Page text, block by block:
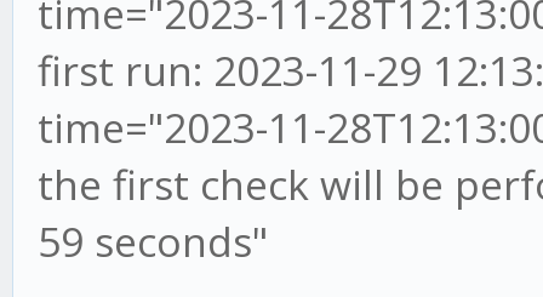
time="2023-11-
first run: 2023-11-29
time="2023-11-
the first check will be
59 seconds"